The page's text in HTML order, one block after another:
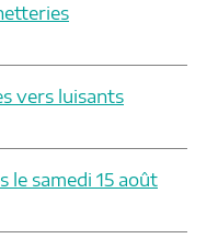
vers luisants
le samedi 15 août